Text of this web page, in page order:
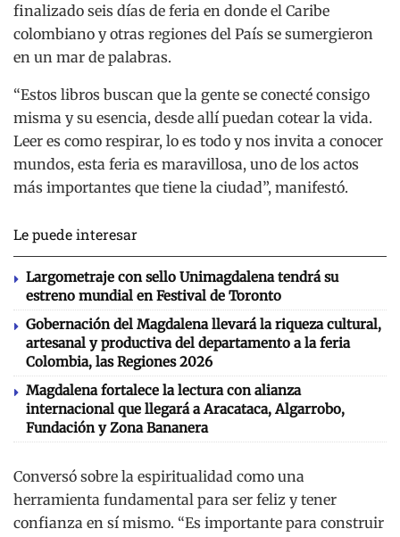
finalizado seis días de feria en donde el Caribe
colombiano y otras regiones del País se sumergieron
en un mar de palabras.
“Estos libros buscan que la gente se conecté consigo
misma y su esencia, desde allí puedan cotear la vida.
Leer es como respirar, lo es todo y nos invita a conocer
mundos, esta feria es maravillosa, uno de los actos
más importantes que tiene la ciudad”, manifestó.
Le puede interesar
Largometraje con sello Unimagdalena tendrá su
estreno mundial en Festival de Toronto
Gobernación del Magdalena llevará la riqueza cultural,
artesanal y productiva del departamento a la feria
Colombia, las Regiones 2026
Magdalena fortalece la lectura con alianza
internacional que llegará a Aracataca, Algarrobo,
Fundación y Zona Bananera
Conversó sobre la espiritualidad como una
herramienta fundamental para ser feliz y tener
confianza en sí mismo. “Es importante para construir